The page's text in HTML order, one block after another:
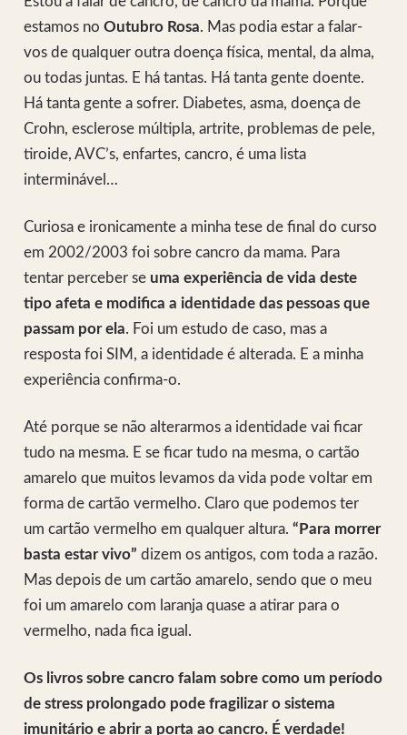
estamos noOutubro Rosa. Mas podia estar a falar-
vos de qualquer outra doença física, mental, da alma,
ou todas juntas. E há tantas. Há tanta gente doente.
Há tanta gente a sofrer. Diabetes, asma, doença de
Crohn, esclerose múltipla, artrite, problemas de pele,
tiroide, AVC’s, enfartes, cancro, é uma lista
interminável…
Curiosa e ironicamente a minha tese de final do curso
em 2002/2003 foi sobre cancro da mama. Para
tentar perceber se uma experiência de vida deste
tipo afeta e modifica a identidade das pessoas que
passam por ela. Foi um estudo de caso, mas a
resposta foi SIM, a identidade é alterada. E a minha
experiência confirma-o.
Até porque se não alterarmos a identidade vai ficar
tudo na mesma. E se ficar tudo na mesma, o cartão
amarelo que muitos levamos da vida pode voltar em
forma de cartão vermelho. Claro que podemos ter
um cartão vermelho em qualquer altura.“Para morrer
basta estar vivo”dizem os antigos, com toda a razão.
Mas depois de um cartão amarelo, sendo que o meu
foi um amarelo com laranja quase a atirar para o
vermelho, nada fica igual.
Os livros sobre cancro falam sobre como um período
de stress prolongado pode fragilizar o sistema
imunitário e abrir a porta ao cancro. É verdade!